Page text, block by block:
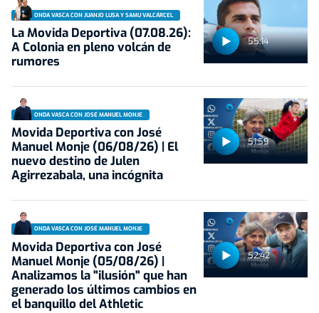
55:14
ONDA VASCA CON JUANJO LUSA Y SAMU VALCÁRCEL
La Movida Deportiva (07.08.26):
A Colonia en pleno volcán de
rumores
51:59
ONDA VASCA CON JOSÉ MANUEL MONJE
Movida Deportiva con José
Manuel Monje (06/08/26) | El
nuevo destino de Julen
Agirrezabala, una incógnita
52:42
ONDA VASCA CON JOSÉ MANUEL MONJE
Movida Deportiva con José
Manuel Monje (05/08/26) |
Analizamos la "ilusión" que han
generado los últimos cambios en
el banquillo del Athletic